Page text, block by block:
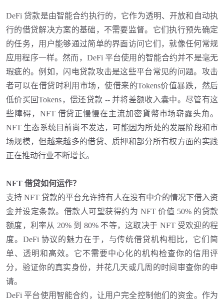
DeFi 贷款是由智能合约执行的，它作为透明、开放和自动执
行的借贷解决方案的基础，不需要监督。它们执行预先确定
的任务，用户能够通过简单的界面访问它们，就像任何常规
应用程序一样。然而，DeFi 平台使用的智能合约并不是毫无
瑕疵的。例如，闪电贷款攻击是这些平台常见的问题。攻击
者可以在借贷时利用市场，使借来的Tokens价值暴跌，然后
低价买回Tokens，偿还贷款 -- 并将差额收入囊中。尽管有这
些障碍，NFT 借贷正慢慢在主流加密貨幣市场崭露头角。
NFT 生态系统目前尚不发达，可能因为所处的发展阶段和市
场规模，但越来越多的借贷、质押和部分所有权方面的实践
正在推动行业不断增长。
NFT 借贷如何运作？
支持 NFT 贷款的平台允许持有人在没有中介的情况下借入资
金并设定条款。借款人可望获得约为 NFT 价值 50% 的贷款
额度，利率从 20% 到 80% 不等，这取决于 NFT 受欢迎的程
度。DeFi 协议的魅力在于，与传统借贷机构相比，它们简
单、透明和高效。它不需要中心化的机构检查你的信用评
分，验证你的真实身份，并花几天或几周的时间审查你的申
请。
DeFi 平台使用智能合约，让用户完全控制他们的资金。作为